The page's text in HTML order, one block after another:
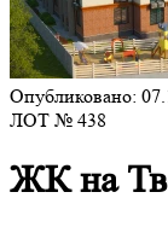
Опубликовано:
ЛОТ № 438
ЖК на